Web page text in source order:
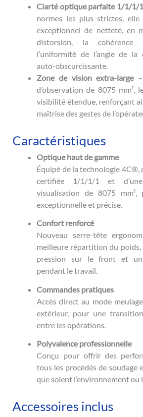
Clarté optique parfaite 1/1/1/1
normes les plus strictes,
exceptionnel de netteté, en
distorsion, la
l’uniformité de l’angle de la
auto-obscurcissante.
Zone de vision extra-large–
d’observation de 8075 mm²,
visibilité étendue, renforçant
maîtrise des gestes de
Caractéristiques
Optique haut de gamme
Équipé de la technologie 4C®,
certifiée 1/1/1/1 et
visualisation de 8075
exceptionnelle et précise.
Confort renforcé
Nouveau serre-tête
meilleure répartition du
pression sur le front et
pendant le travail.
Commandes pratiques
Accès direct au mode
extérieur, pour une
entre les opérations.
Polyvalence professionnelle
Conçu pour offrir des
tous les procédés de soudage
que soient l’environnement ou
Accessoires inclus